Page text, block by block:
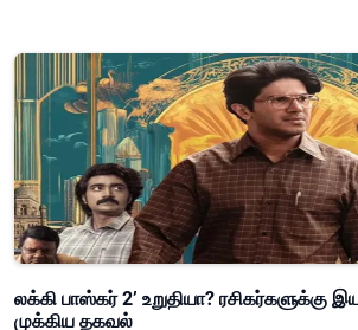
லக்கி பாஸ்கர் 2’ உறுதியா?
முக்கிய தகவல்